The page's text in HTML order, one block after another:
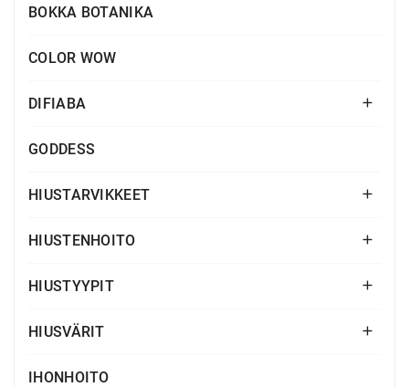
BOKKA BOTANIKA
COLOR WOW
DIFIABA 
GODDESS
HIUSTARVIKKEET 
HIUSTENHOITO 
HIUSTYYPIT 
HIUSVÄRIT 
IHONHOITO